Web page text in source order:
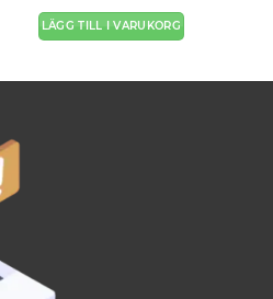
LÄGG TILL I VARUKORG